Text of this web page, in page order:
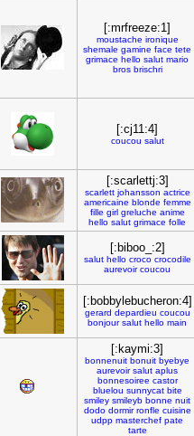
[:mrfreeze:1]
moustache ironique
shemale gamine face tete
grimace hello salut mario
bros brischri
[:cj11:4]
coucou salut
[:scarlettj:3]
scarlett johansson actrice
americaine blonde femme
fille girl greluche anime
hello salut grimace folle
[:biboo_:2]
salut hello croco crocodile
aurevoir coucou
[:bobbylebucheron:4]
gerard depardieu coucou
bonjour salut hello main
[:kaymi:3]
bonnenuit bonuit byebye
aurevoir salut aplus
bonnesoiree castor
bluelou sunnycat bite
smiley smileyb bonne nuit
dodo dormir ronfle cuisine
udpp masterchef pate
tarte